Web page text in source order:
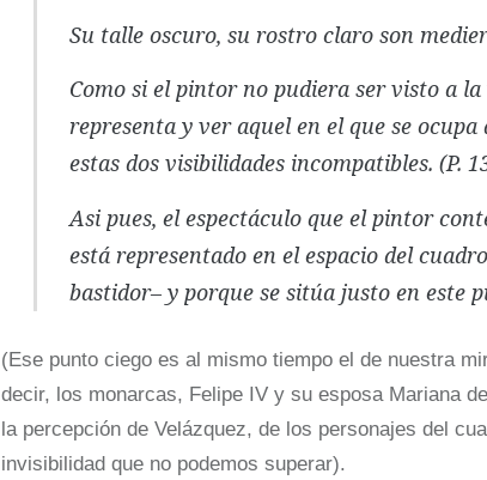
Su talle oscuro, su rostro claro son
Como si el pintor no pudiera ser visto a
representa y ver aquel en el que se
estas dos visibilidades incompatibles. (P.
Asi pues, el espectáculo que el pintor
está representado en el espacio del
bastidor– y porque se sitúa justo en este
(Ese punto ciego es al mismo tiempo el de nuestra
decir, los monarcas, Felipe IV y su esposa Mariana
la percepción de Velázquez, de los personajes del
invisibilidad que no podemos superar).